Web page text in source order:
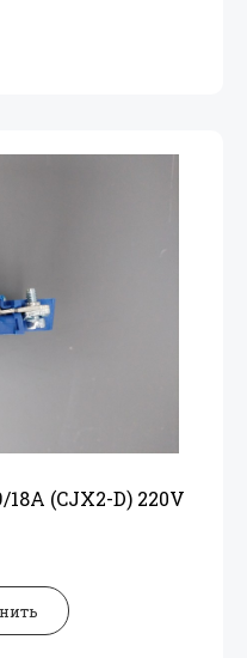
18A (CJX2-D) 220V